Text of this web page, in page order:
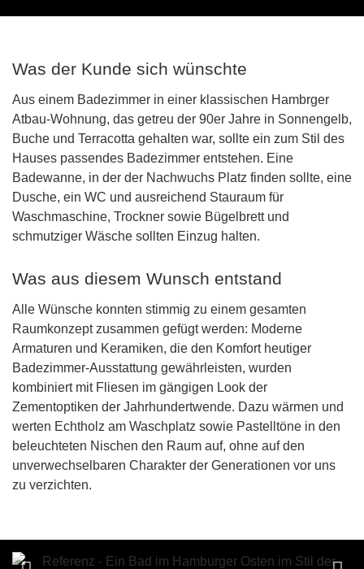
Was der Kunde sich wünschte
Aus einem Badezimmer in einer klassischen Hambrger
Atbau-Wohnung, das getreu der 90er Jahre in Sonnengelb,
Buche und Terracotta gehalten war, sollte ein zum Stil des
Hauses passendes Badezimmer entstehen. Eine
Badewanne, in der der Nachwuchs Platz finden sollte, eine
Dusche, ein WC und ausreichend Stauraum für
Waschmaschine, Trockner sowie Bügelbrett und
schmutziger Wäsche sollten Einzug halten.
Was aus diesem Wunsch entstand
Alle Wünsche konnten stimmig zu einem gesamten
Raumkonzept zusammen gefügt werden: Moderne
Armaturen und Keramiken, die den Komfort heutiger
Badezimmer-Ausstattung gewährleisten, wurden
kombiniert mit Fliesen im gängigen Look der
Zementoptiken der Jahrhundertwende. Dazu wärmen und
werten Echtholz am Waschplatz sowie Pastelltöne in den
beleuchteten Nischen den Raum auf, ohne auf den
unverwechselbaren Charakter der Generationen vor uns
zu verzichten.